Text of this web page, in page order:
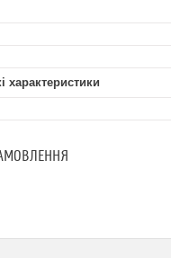
характеристики